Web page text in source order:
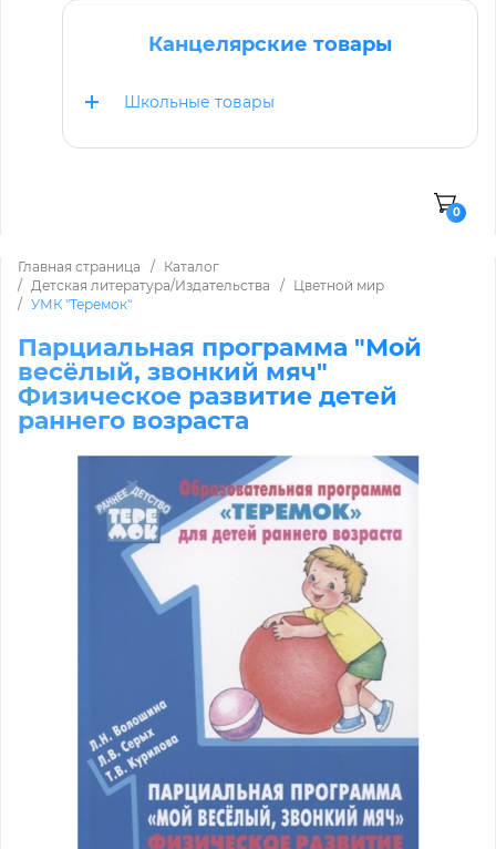
Канцелярские товары
Школьные товары
0
Главная страница
Каталог
Детская литература/Издательства
Цветной мир
УМК "Теремок"
Парциальная программа "Мой
весёлый, звонкий мяч"
Физическое развитие детей
раннего возраста